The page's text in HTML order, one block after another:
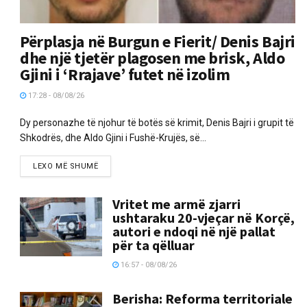
Përplasja në Burgun e Fierit/ Denis Bajri
dhe një tjetër plagosen me brisk, Aldo
Gjini i ‘Rrajave’ futet në izolim
17:28 - 08/08/26
Dy personazhe të njohur të botës së krimit, Denis Bajri i grupit të
Shkodrës, dhe Aldo Gjini i Fushë-Krujës, së...
LEXO MË SHUMË
Vritet me armë zjarri
ushtaraku 20-vjeçar në Korçë,
autori e ndoqi në një pallat
për ta qëlluar
16:57 - 08/08/26
Berisha: Reforma territoriale